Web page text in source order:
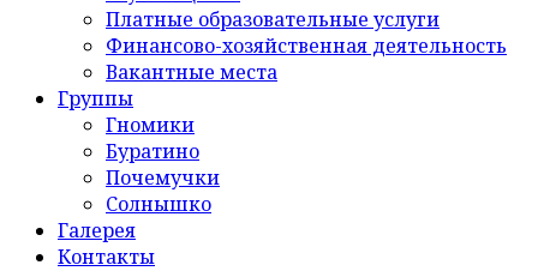
Платные образовательные услуги
Финансово-хозяйственная деятельность
Вакантные места
Группы
Гномики
Буратино
Почемучки
Солнышко
Галерея
Контакты